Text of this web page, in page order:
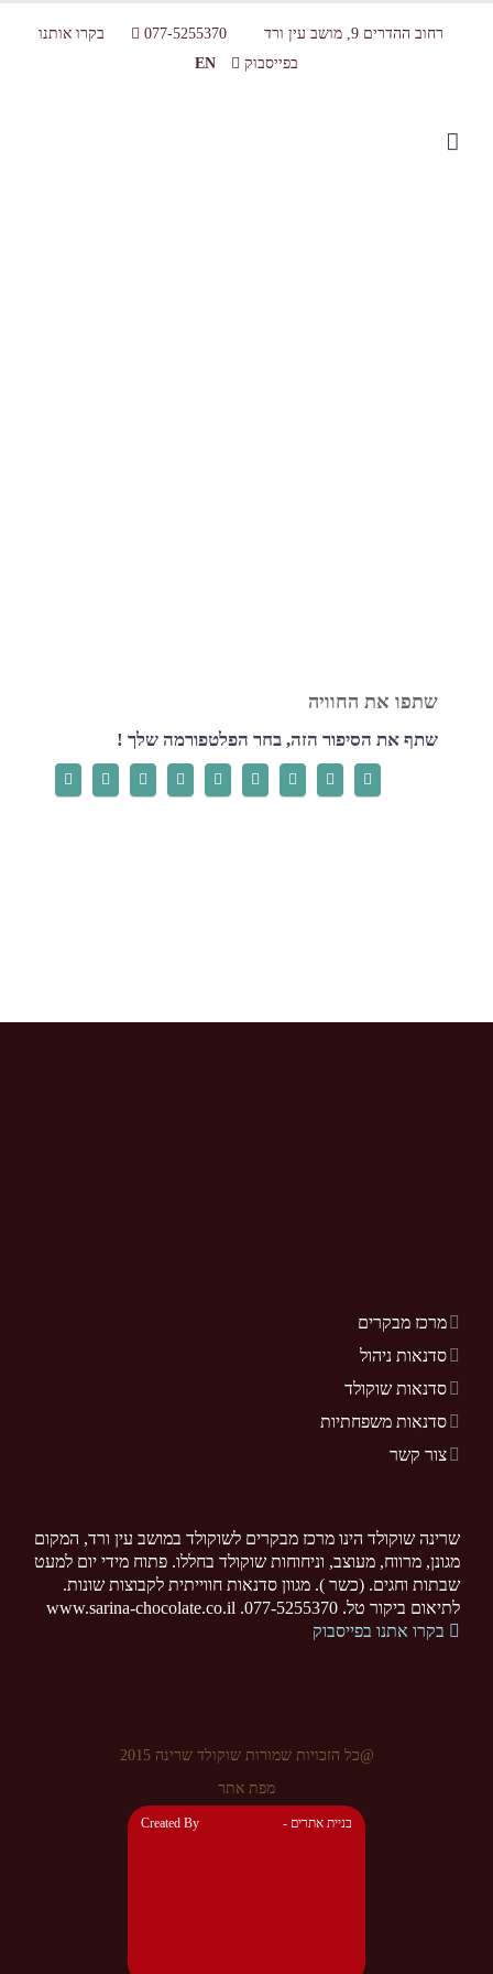
רחוב ההדרים 9, מושב עין ורד 077-5255370
בקרו אותנו
בפייסבוק
EN
שתף את הסיפור הזה, בחר הפלטפורמה שלך !
מרכז מבקרים
סדנאות ניהול
סדנאות שוקולד
סדנאות משפחתיות
צור קשר
שרינה שוקולד הינו מרכז מבקרים לשוקולד במושב עין ורד, המקום
מגונן, מרווח, מעוצב, וניחוחות שוקולד בחללו. פתוח מידי יום למעט
שבתות וחגים. (כשר ). מגוון סדנאות חווייתית לקבוצות שונות.
לתיאום ביקור טל. 077-5255370. www.sarina-chocolate.co.il
בקרו אתנו בפייסבוק
@כל הזכויות שמורות שוקולד שרינה 2015
מפת אתר
Created By - בניית אתרים